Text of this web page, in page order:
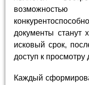
документы станут
исковый срок,
доступ к просмотру
Каждый